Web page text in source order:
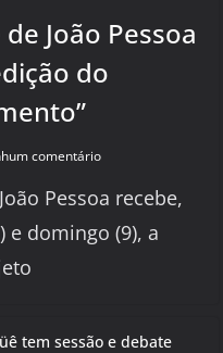
João Pessoa
do
comentário
Pessoa recebe,
e domingo (9), a
tem sessão e debate